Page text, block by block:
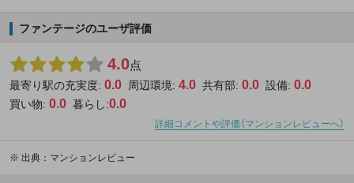
ファンテージのユーザ評価
4.0点
最寄り駅の充実度: 0.0 周辺環境: 4.0 共有部: 0.0 設備: 0.0
買い物: 0.0 暮らし:0.0
詳細コメントや評価（マンションレビューへ）
※ 出典：マンションレビュー